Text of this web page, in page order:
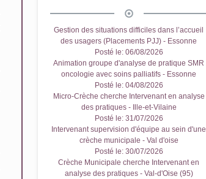
Gestion des situations difficiles dans l’accueil
des usagers (Placements PJJ) - Essonne
Posté le: 06/08/2026
Animation groupe d'analyse de pratique SMR
oncologie avec soins palliatifs - Essonne
Posté le: 04/08/2026
Micro-Crèche cherche Intervenant en analyse
des pratiques - Ille-et-Vilaine
Posté le: 31/07/2026
Intervenant supervision d'équipe au sein d'une
crèche municipale - Val d'oise
Posté le: 30/07/2026
Crèche Municipale cherche Intervenant en
analyse des pratiques - Val-d'Oise (95)